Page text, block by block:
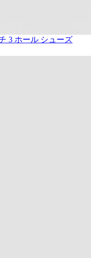
3 ホール シューズ